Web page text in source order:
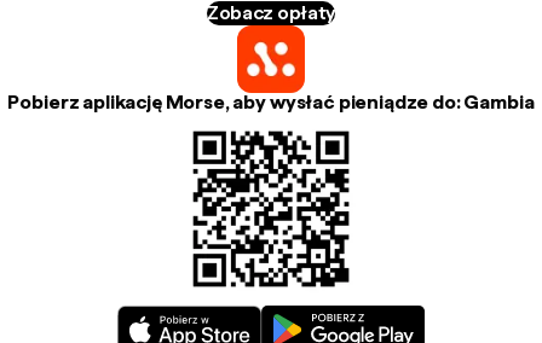
Zobacz opłaty
Pobierz aplikację Morse, aby wysłać pieniądze do: Gambia